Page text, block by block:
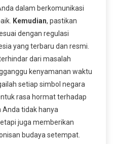
dalam berkomunikasi
Kemudian, pastikan
dengan regulasi
yang terbaru dan resmi.
dari masalah
kenyamanan waktu
setiap simbol negara
rasa hormat terhadap
Anda tidak hanya
juga memberikan
budaya setempat.